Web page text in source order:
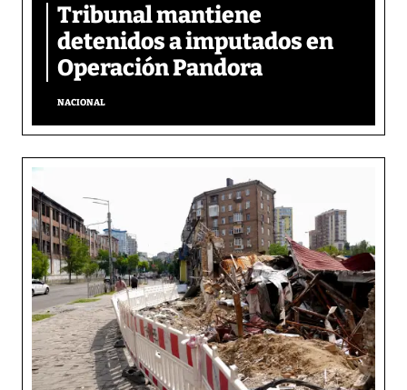
Tribunal mantiene
detenidos a imputados en
Operación Pandora
NACIONAL